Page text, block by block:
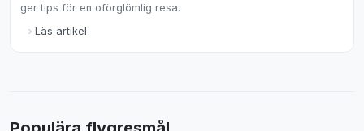
ger tips för en oförglömlig resa.
Läs artikel